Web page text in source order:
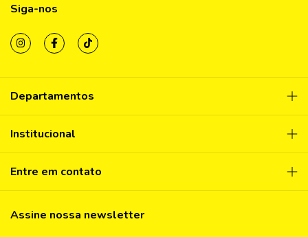
Siga-nos
Departamentos
Institucional
Entre em contato
Assine nossa newsletter